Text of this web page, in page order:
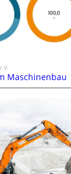
Maschinenbau